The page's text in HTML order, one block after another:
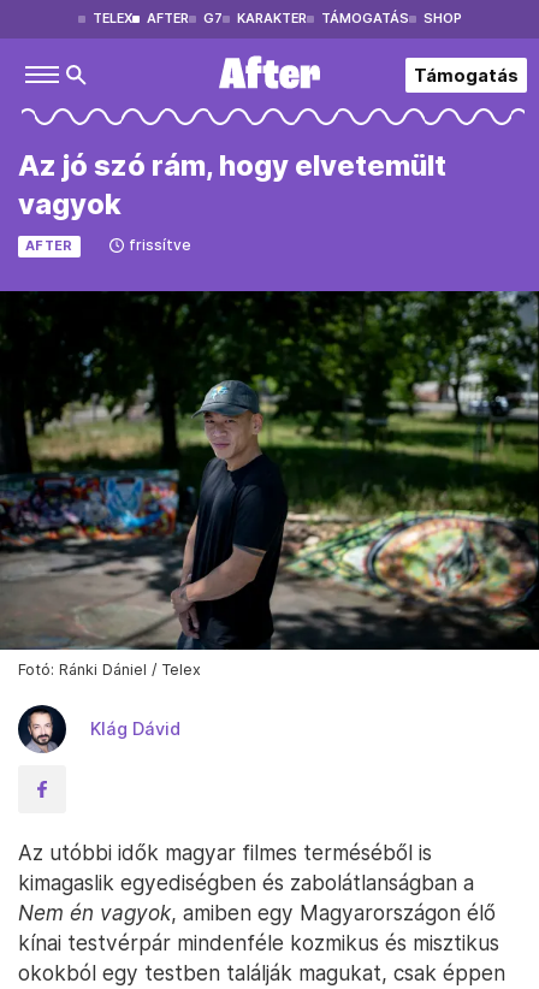
TELEX AFTER G7 KARAKTER TÁMOGATÁS SHOP
Támogatás
Az jó szó rám, hogy elvetemült
vagyok
AFTER frissítve
Fotó: Ránki Dániel / Telex
Klág Dávid
Az utóbbi idők magyar filmes terméséből is
kimagaslik egyediségben és zabolátlanságban a
Nem én vagyok, amiben egy Magyarországon élő
kínai testvérpár mindenféle kozmikus és misztikus
okokból egy testben találják magukat, csak éppen